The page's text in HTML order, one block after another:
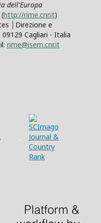
dell'Europa
http://rime.cnr.it)
│Direzione e
09129 Cagliari - Italia
rime@isem.cnr.it